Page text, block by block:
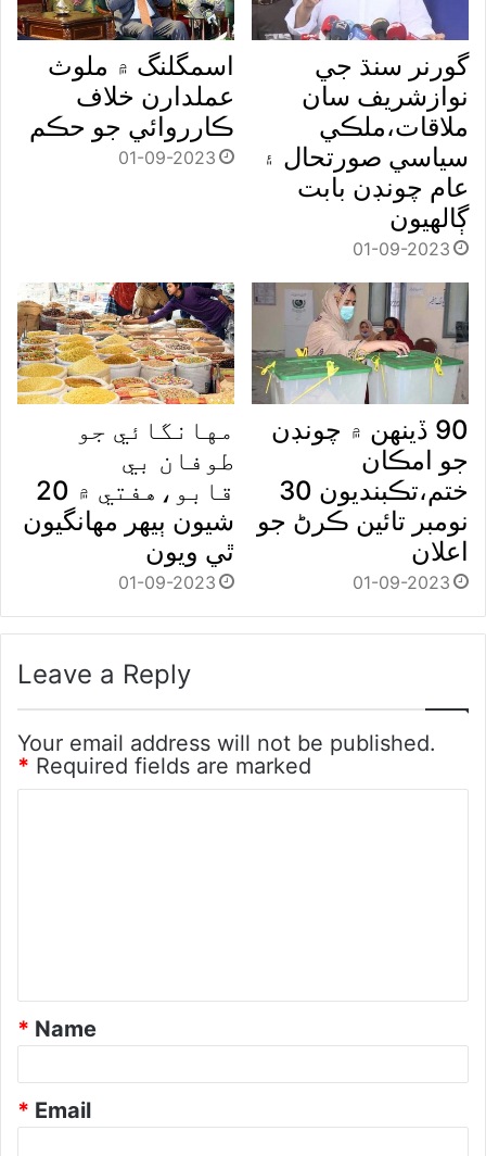
گورنر سنڌ جي
نوازشريف سان
ملاقات،ملڪي
سياسي صورتحال ۽
عام چونڊن بابت
ڳالهيون
01-09-2023
اسمگلنگ ۾ ملوث
عملدارن خلاف
ڪارروائي جو حڪم
01-09-2023
90 ڏينهن ۾ چونڊن
جو امڪان
ختم،تڪبنديون 30
نومبر تائين ڪرڻ جو
اعلان
01-09-2023
مهانگائي جو
طوفان بي
قابو،هفتي ۾ 20
شيون ٻيهر مهانگيون
ٿي ويون
01-09-2023
Leave a Reply
Your email address will not be published.
Required fields are marked
*
t
Name
*
Email
*